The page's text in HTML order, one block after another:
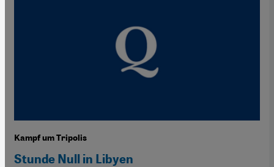
Kampf um Tripolis
Stunde Null in Libyen